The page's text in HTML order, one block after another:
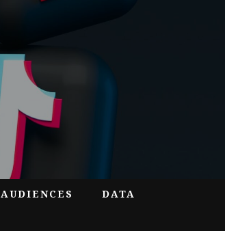
AUDIENCES DATA